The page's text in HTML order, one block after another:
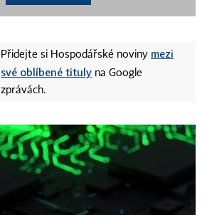
Přidejte si Hospodářské noviny mezi
své oblíbené tituly na Google
zprávách.